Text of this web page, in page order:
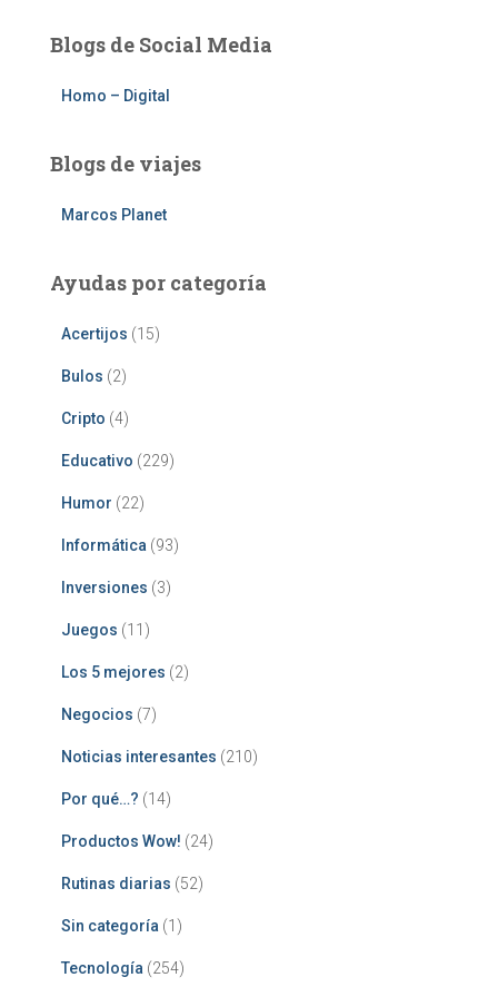
Blogs de Social Media
Homo – Digital
Blogs de viajes
Marcos Planet
Ayudas por categoría
Acertijos (15)
Bulos (2)
Cripto (4)
Educativo (229)
Humor (22)
Informática (93)
Inversiones (3)
Juegos (11)
Los 5 mejores (2)
Negocios (7)
Noticias interesantes (210)
Por qué…? (14)
Productos Wow! (24)
Rutinas diarias (52)
Sin categoría (1)
Tecnología (254)